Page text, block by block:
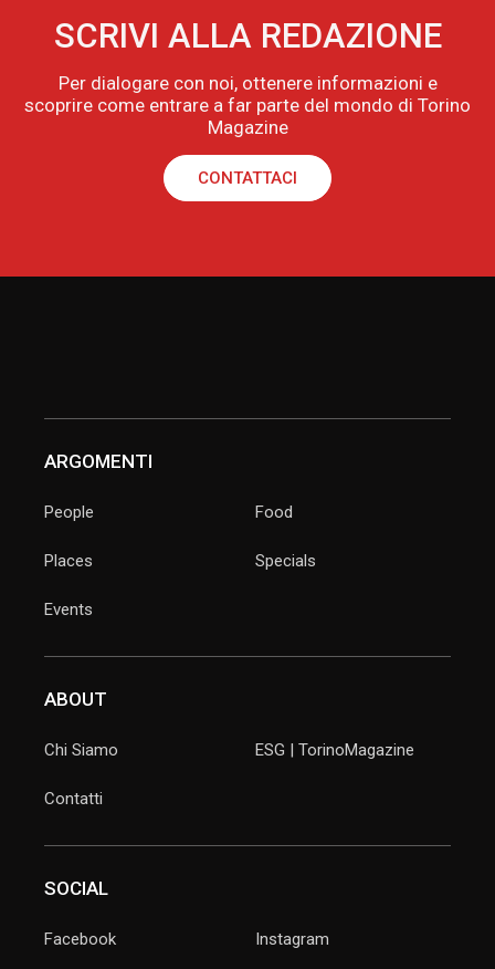
SCRIVI ALLA REDAZIONE
Per dialogare con noi, ottenere informazioni e
scoprire come entrare a far parte del mondo di Torino
Magazine
CONTATTACI
ARGOMENTI
People
Places
Events
Food
Specials
ABOUT
Chi Siamo
Contatti
ESG | TorinoMagazine
SOCIAL
Facebook Instagram